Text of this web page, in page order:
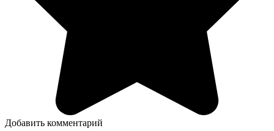
Добавить комментарий